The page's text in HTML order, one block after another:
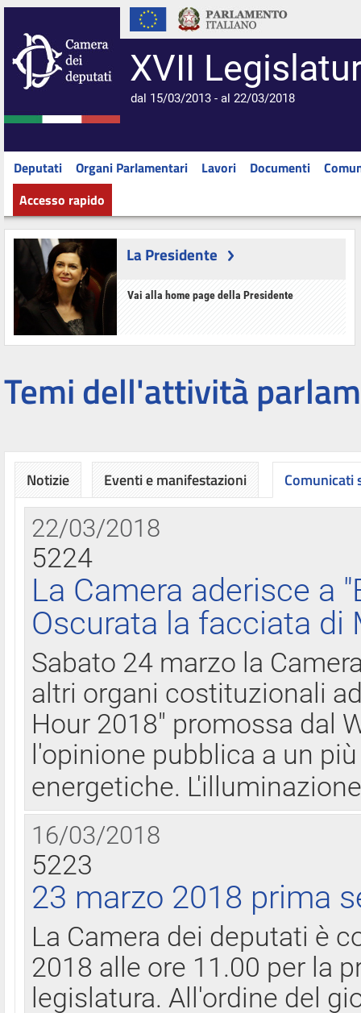
XVII
dal 15/03/2013 - al 22/03/2018
Deputati Organi Parlamentari Lavori Documenti
Accesso rapido
La Presidente
Vai alla home page della Presidente
Temi dell'attività
Notizie Eventi e manifestazioni Comunicati
22/03/2018
5224
La Camera aderisce a
Oscurata la facciata di
Sabato 24 marzo la
altri organi costituzionali
Hour 2018" promossa dal
l'opinione pubblica a un
energetiche.
16/03/2018
5223
23 marzo 2018 prima
La Camera dei deputati è
2018 alle ore 11.00 per la
legislatura. All'ordine del